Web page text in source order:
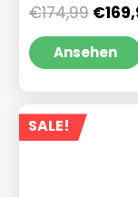
€174,99
Preis
war:
€
Ansehen
SALE!